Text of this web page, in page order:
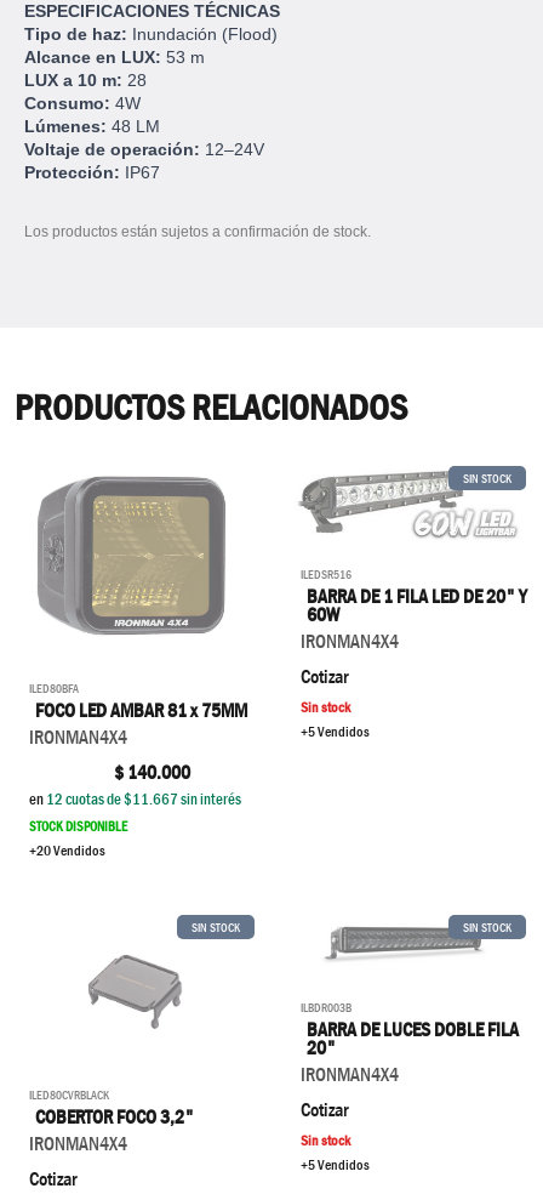
ESPECIFICACIONES TÉCNICAS
Tipo de haz: Inundación (Flood)
Alcance en LUX: 53 m
LUX a 10 m: 28
Consumo: 4W
Lúmenes: 48 LM
Voltaje de operación: 12–24V
Protección: IP67
Los productos están sujetos a confirmación de stock.
PRODUCTOS RELACIONADOS
ILED80BFA
FOCO LED AMBAR 81 x 75MM
IRONMAN4X4
$140.000
en12cuotas de $11.667sin interés
STOCK DISPONIBLE
+20 Vendidos
SIN STOCK
ILEDSR516
BARRA DE 1 FILA LED DE 20" Y
60W
IRONMAN4X4
Cotizar
Sin stock
+5 Vendidos
SIN STOCK
ILED80CVRBLACK
COBERTOR FOCO 3,2"
IRONMAN4X4
Cotizar
SIN STOCK
ILBDR003B
BARRA DE LUCES DOBLE FILA
20"
IRONMAN4X4
Cotizar
Sin stock
+5 Vendidos